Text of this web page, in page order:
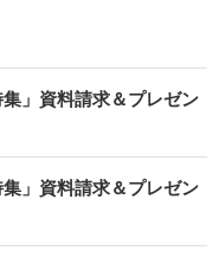
」資料請求＆プレゼン
」資料請求＆プレゼン